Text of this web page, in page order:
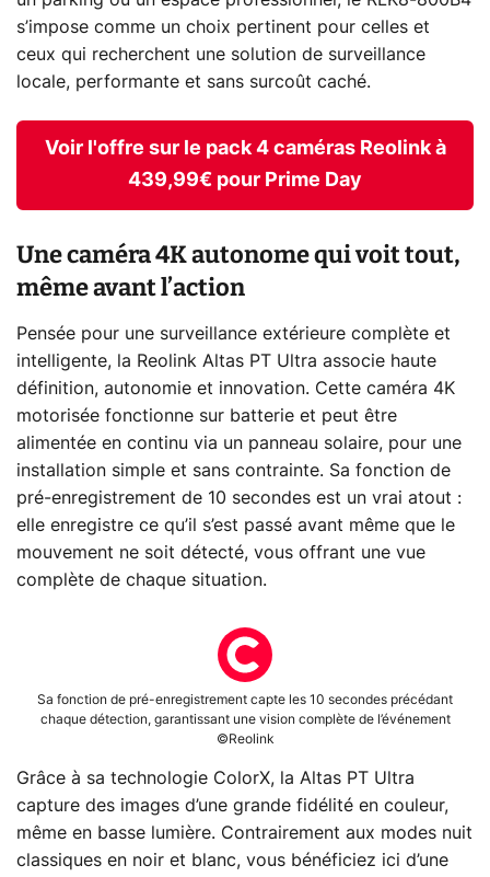
s’impose comme un choix pertinent pour celles et
ceux qui recherchent une solution de surveillance
locale, performante et sans surcoût caché.
Voir l'offre sur le pack 4 caméras Reolink à
439,99€ pour Prime Day
Une caméra 4K autonome qui voit tout,
même avant l’action
Pensée pour une surveillance extérieure complète et
intelligente, la Reolink Altas PT Ultra associe haute
définition, autonomie et innovation. Cette caméra 4K
motorisée fonctionne sur batterie et peut être
alimentée en continu via un panneau solaire, pour une
installation simple et sans contrainte. Sa fonction de
pré-enregistrement de 10 secondes est un vrai atout :
elle enregistre ce qu’il s’est passé avant même que le
mouvement ne soit détecté, vous offrant une vue
complète de chaque situation.
Sa fonction de pré-enregistrement capte les 10 secondes précédant
chaque détection, garantissant une vision complète de l’événement
©Reolink
Grâce à sa technologie ColorX, la Altas PT Ultra
capture des images d’une grande fidélité en couleur,
même en basse lumière. Contrairement aux modes nuit
classiques en noir et blanc, vous bénéficiez ici d’une